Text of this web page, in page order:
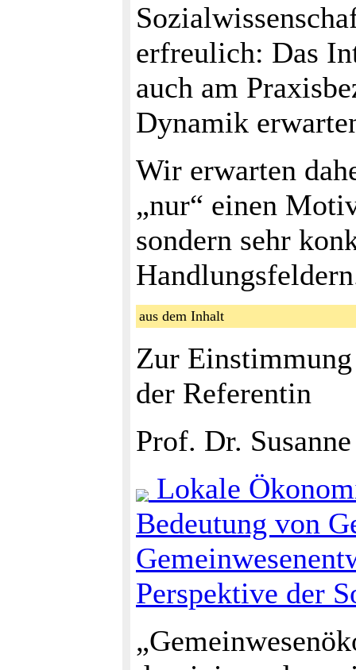
erfreulich: Das
auch am
Dynamik
Wir erwarten
„nur“ einen
sondern sehr
aus dem Inhalt
Zur
der Referentin
Prof. Dr.
Lokale
Bedeutung von
Perspektive der